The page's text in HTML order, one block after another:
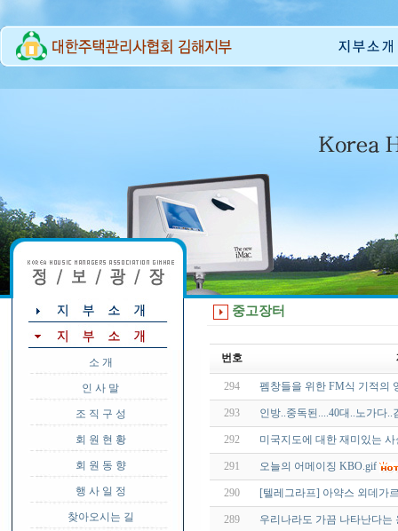
소 개
인 사 말
조 직 구 성
회 원 현 황
회 원 동 향
행 사 일 정
찾아오시는 길
중고장터
번호
294 펨창들을 위한 FM식 기적의
293 인방..중독된....40대..노가다..
292 미국지도에 대한 재미있는 사
291 오늘의 어메이징 KBO.gif
290 [텔레그라프] 아약스 외데가
289 우리나라도 가끔 나타난다는